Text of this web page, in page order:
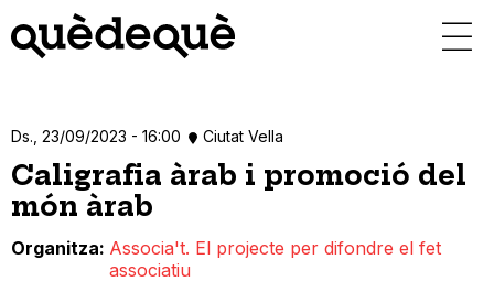
contingut
Ds., 23/09/2023 - 16:00 Ciutat Vella
Caligrafia àrab i promoció del
món àrab
Organitza Associa't. El projecte per difondre el fet
associatiu